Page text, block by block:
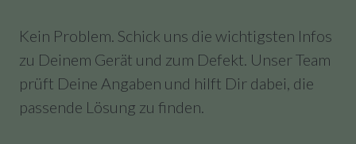
Kein Problem. Schick uns die wichtigsten Infos
zu Deinem Gerät und zum Defekt. Unser Team
prüft Deine Angaben und hilft Dir dabei, die
passende Lösung zu finden.